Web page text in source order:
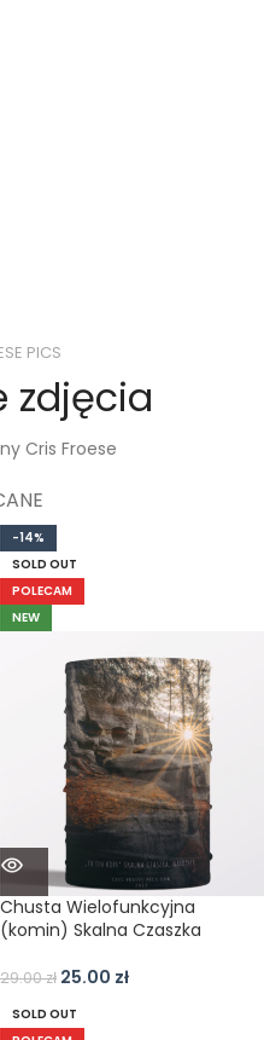
PICS
zdjęcia
Cris Froese
-14%
SOLD OUT
POLECAM
NEW
Chusta Wielofunkcyjna
(komin) Skalna Czaszka
29.00zł 25.00 zł
SOLD OUT